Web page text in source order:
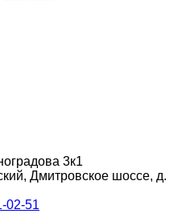
3к1
Дмитровское шоссе, д.
02-51